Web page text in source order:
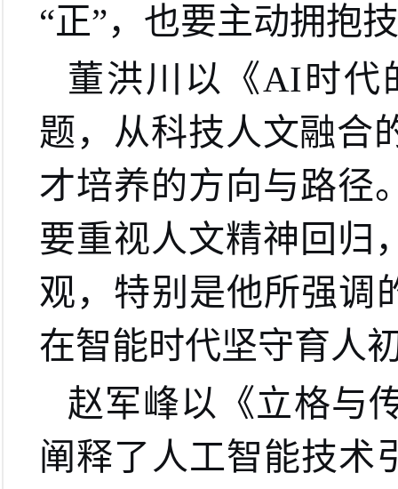
“正”，也要主动拥抱
董洪川以《AI时代
题，从科技人文融合
才培养的方向与路径
要重视人文精神回归
观，特别是他所强调
在智能时代坚守育人
赵军峰以《立格与
阐释了人工智能技术